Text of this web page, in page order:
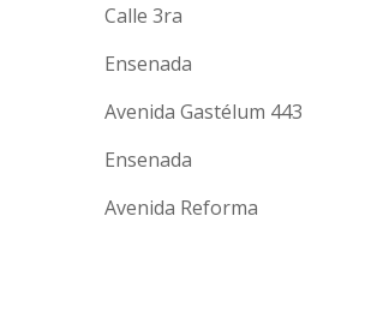
Calle 3ra
Ensenada
Avenida Gastélum 443
Ensenada
Avenida Reforma